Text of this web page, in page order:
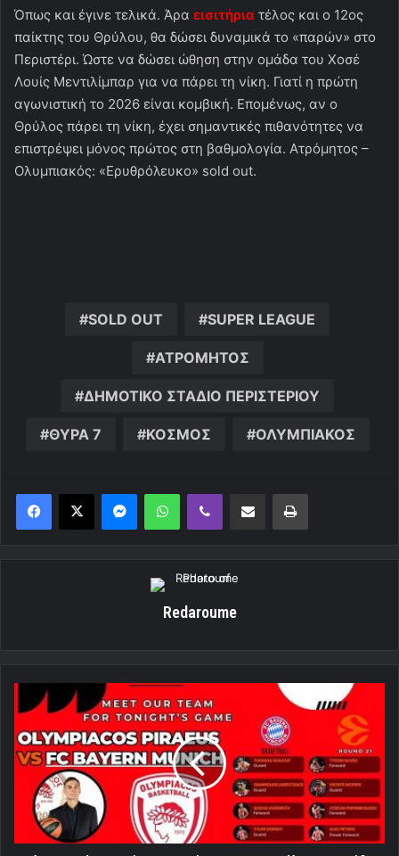
Όπως και έγινε τελικά. Άρα εισιτήρια τέλος και ο 12ος
παίκτης του Θρύλου, θα δώσει δυναμικά το «παρών» στο
Περιστέρι. Ώστε να δώσει ώθηση στην ομάδα του Χοσέ
Λουίς Μεντιλίμπαρ για να πάρει τη νίκη. Γιατί η πρώτη
αγωνιστική το 2026 είναι κομβική. Επομένως, αν ο
Θρύλος πάρει τη νίκη, έχει σημαντικές πιθανότητες να
επιστρέψει μόνος πρώτος στη βαθμολογία. Ατρόμητος –
Ολυμπιακός: «Ερυθρόλευκο» sold out.
SOLD OUT SUPER LEAGUE
ΑΤΡΟΜΗΤΟΣ
ΔΗΜΟΤΙΚΟ ΣΤΑΔΙΟ ΠΕΡΙΣΤΕΡΙΟΥ
ΘΥΡΑ 7 ΚΟΣΜΟΣ ΟΛΥΜΠΙΑΚΟΣ
MessengerWhatsAppViber Κοινοποίηση μέσω ηλεκτρονικού ταχυδρομείουΕκτύπωση
Redaroume
Ολυμπιακός
-
Μπάγερν
Μονάχου:
Η
«ερυθρόλευκη»
12άδα